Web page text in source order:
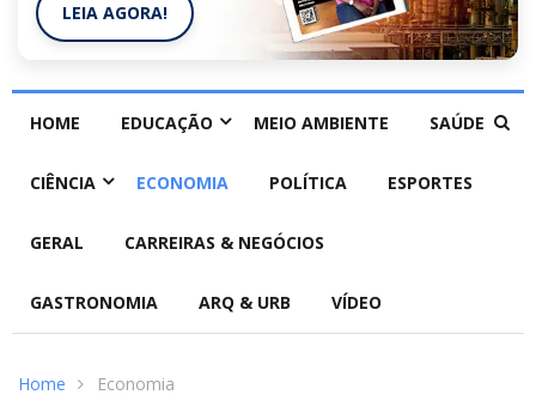
LEIA AGORA!
HOME EDUCAÇÃO MEIO AMBIENTE SAÚDE
CIÊNCIA ECONOMIA POLÍTICA ESPORTES
GERAL CARREIRAS & NEGÓCIOS
GASTRONOMIA ARQ & URB VÍDEO
Home Economia